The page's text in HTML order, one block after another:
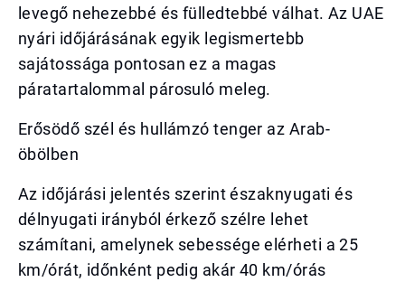
levegő nehezebbé és fülledtebbé válhat. Az UAE
nyári időjárásának egyik legismertebb
sajátossága pontosan ez a magas
páratartalommal párosuló meleg.
Erősödő szél és hullámzó tenger az Arab-
öbölben
Az időjárási jelentés szerint északnyugati és
délnyugati irányból érkező szélre lehet
számítani, amelynek sebessége elérheti a 25
km/órát, időnként pedig akár 40 km/órás